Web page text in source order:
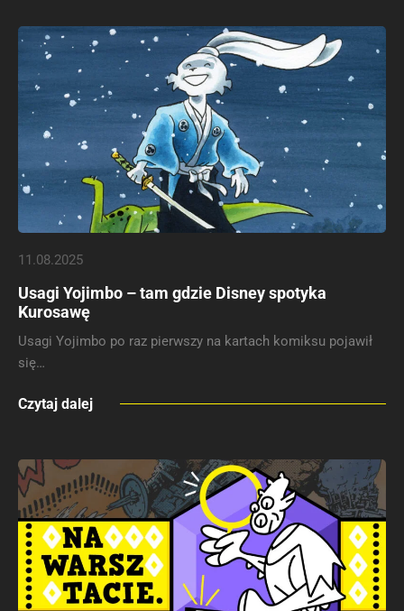
11.08.2025
Usagi Yojimbo – tam gdzie Disney spotyka
Kurosawę
Usagi Yojimbo po raz pierwszy na kartach komiksu pojawił
się…
Czytaj dalej